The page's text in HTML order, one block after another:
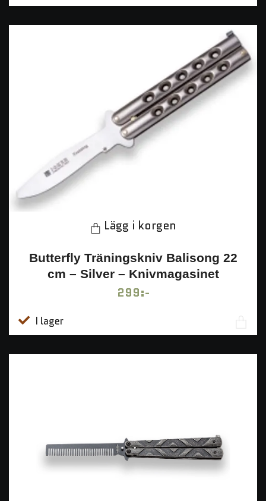
Lägg i korgen
Butterfly Träningskniv Balisong 22
cm – Silver – Knivmagasinet
299:-
I lager